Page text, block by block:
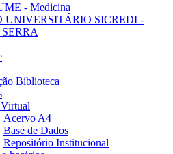
- Medicina
UNIVERSITÁRIO SICREDI -
Biblioteca
Acervo A4
Base de Dados
Repositório Institucional